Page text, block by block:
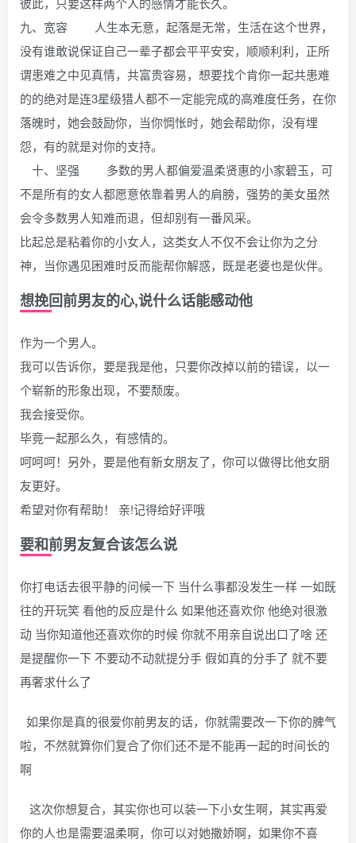
九、宽容 人生本无意，起落是无常，生活在这个世界，
没有谁敢说保证自己一辈子都会平平安安，顺顺利利，正所
谓患难之中见真情，共富贵容易，想要找个肯你一起共患难
的的绝对是连3星级猎人都不一定能完成的高难度任务，在你
落魄时，她会鼓励你，当你惆怅时，她会帮助你，没有埋
怨，有的就是对你的支持。
十、坚强 多数的男人都偏爱温柔贤惠的小家碧玉，可
不是所有的女人都愿意依靠着男人的肩膀，强势的美女虽然
会令多数男人知难而退，但却别有一番风采。
比起总是粘着你的小女人，这类女人不仅不会让你为之分
神，当你遇见困难时反而能帮你解惑，既是老婆也是伙伴。
想挽回前男友的心,说什么话能感动他
作为一个男人。
我可以告诉你，要是我是他，只要你改掉以前的错误，以一
个崭新的形象出现，不要颓废。
我会接受你。
毕竟一起那么久，有感情的。
呵呵呵！另外，要是他有新女朋友了，你可以做得比他女朋
友更好。
希望对你有帮助！ 亲!记得给好评哦
要和前男友复合该怎么说
你打电话去很平静的问候一下 当什么事都没发生一样 一如既
往的开玩笑 看他的反应是什么 如果他还喜欢你 他绝对很激
动 当你知道他还喜欢你的时候 你就不用亲自说出口了啥 还
是提醒你一下 不要动不动就提分手 假如真的分手了 就不要
再奢求什么了
如果你是真的很爱你前男友的话，你就需要改一下你的脾气
啦，不然就算你们复合了你们还不是不能再一起的时间长的
啊
这次你想复合，其实你也可以装一下小女生啊，其实再爱
你的人也是需要温柔啊，你可以对她撒娇啊，如果你不喜